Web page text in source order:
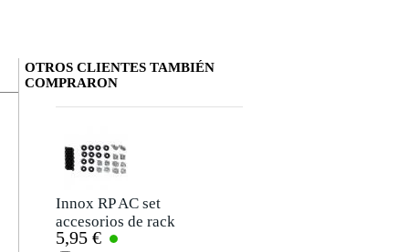
Clasificación
Aún no hay opiniones sobre este producto.
OTROS CLIENTES TAMBIÉN
COMPRARON
Innox RP AC set
accesorios de rack
5,95 €